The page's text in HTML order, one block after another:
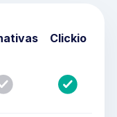
Clickio